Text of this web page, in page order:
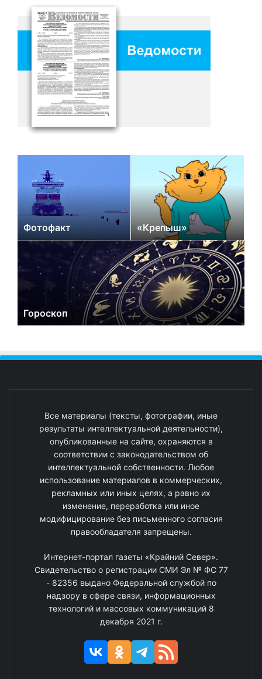
Фотофакт «Крепыш»
Гороскоп
Все материалы (тексты, фотографии, иные
результаты интеллектуальной деятельности),
опубликованные на сайте, охраняются в
соответствии с законодательством об
интеллектуальной собственности. Любое
использование материалов в коммерческих,
рекламных или иных целях, а равно их
изменение, переработка или иное
модифицирование без письменного согласия
правообладателя запрещены.
Интернет-портал газеты «Крайний Север».
Свидетельство о регистрации СМИ Эл № ФС 77
- 82356 выдано Федеральной службой по
надзору в сфере связи, информационных
технологий и массовых коммуникаций 8
декабря 2021 г.